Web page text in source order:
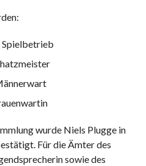
Spielbetrieb
wurde Niels Plugge in
Für die Ämter des
sowie des